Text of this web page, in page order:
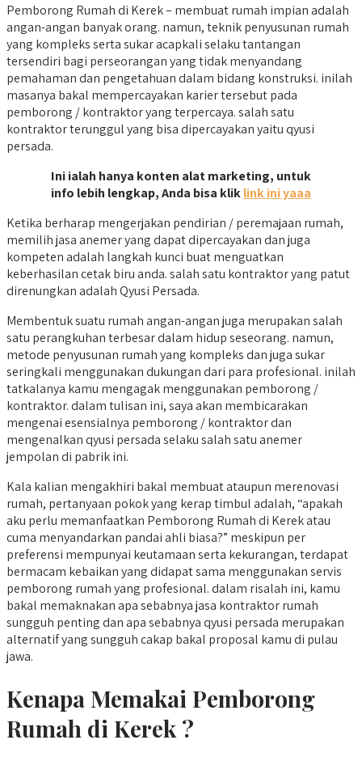
Pemborong Rumah di Kerek – membuat rumah impian adalah
angan-angan banyak orang. namun, teknik penyusunan rumah
yang kompleks serta sukar acapkali selaku tantangan
tersendiri bagi perseorangan yang tidak menyandang
pemahaman dan pengetahuan dalam bidang konstruksi. inilah
masanya bakal mempercayakan karier tersebut pada
pemborong / kontraktor yang terpercaya. salah satu
kontraktor terunggul yang bisa dipercayakan yaitu qyusi
persada.
Ini ialah hanya konten alat marketing, untuk
info lebih lengkap, Anda bisa kliklink ini yaaa
Ketika berharap mengerjakan pendirian / peremajaan rumah,
memilih jasa anemer yang dapat dipercayakan dan juga
kompeten adalah langkah kunci buat menguatkan
keberhasilan cetak biru anda. salah satu kontraktor yang patut
direnungkan adalah Qyusi Persada.
Membentuk suatu rumah angan-angan juga merupakan salah
satu perangkuhan terbesar dalam hidup seseorang. namun,
metode penyusunan rumah yang kompleks dan juga sukar
seringkali menggunakan dukungan dari para profesional. inilah
tatkalanya kamu mengagak menggunakan pemborong /
kontraktor. dalam tulisan ini, saya akan membicarakan
mengenai esensialnya pemborong / kontraktor dan
mengenalkan qyusi persada selaku salah satu anemer
jempolan di pabrik ini.
Kala kalian mengakhiri bakal membuat ataupun merenovasi
rumah, pertanyaan pokok yang kerap timbul adalah, “apakah
aku perlu memanfaatkan Pemborong Rumah di Kerek atau
cuma menyandarkan pandai ahli biasa?” meskipun per
preferensi mempunyai keutamaan serta kekurangan, terdapat
bermacam kebaikan yang didapat sama menggunakan servis
pemborong rumah yang profesional. dalam risalah ini, kamu
bakal memaknakan apa sebabnya jasa kontraktor rumah
sungguh penting dan apa sebabnya qyusi persada merupakan
alternatif yang sungguh cakap bakal proposal kamu di pulau
jawa.
Kenapa Memakai Pemborong
Rumah di Kerek ?